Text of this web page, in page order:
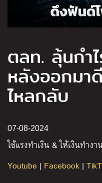
ตลท. ลุ้นกำ
หลังออกมา
ไหลกลับ
07-08-2024
ใช้แรงทำเงิน&ให้เงินทำง
Youtube | Facebook |